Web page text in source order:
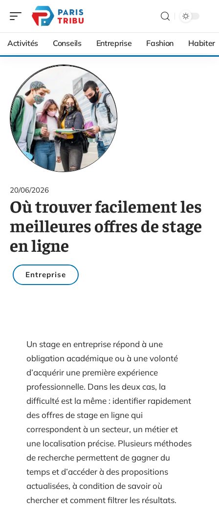
Activités Conseils Entreprise Fashion Habiter
20/06/2026
Où trouver facilement les
meilleures offres de stage
en ligne
Entreprise
Un stage en entreprise répond à une
obligation académique ou à une volonté
d’acquérir une première expérience
professionnelle. Dans les deux cas, la
difficulté est la même : identifier rapidement
des offres de stage en ligne qui
correspondent à un secteur, un métier et
une localisation précise. Plusieurs méthodes
de recherche permettent de gagner du
temps et d’accéder à des propositions
actualisées, à condition de savoir où
chercher et comment filtrer les résultats.